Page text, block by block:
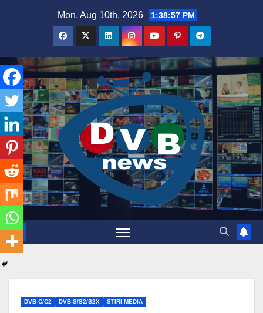
Mon. Aug 10th, 2026 1:38:58 PM
DVB-C/C2 DVB-S/S2/S2X STIRI MEDIA